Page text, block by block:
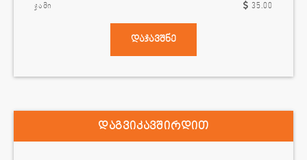
ჯამი 35.00
დაჯავშნე
დაგვიკავშირდით